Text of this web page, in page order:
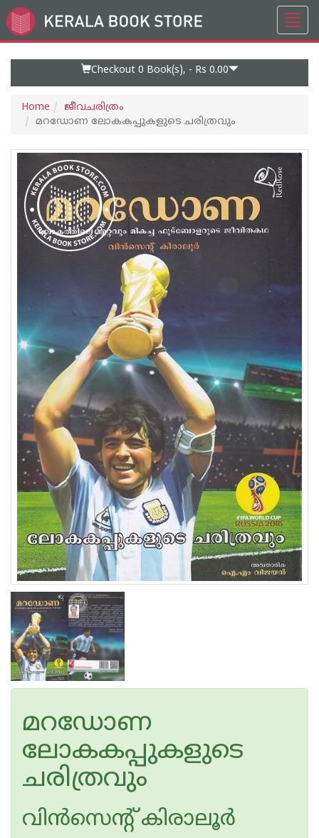
Go
to
Checkout 0 Book(s), - Rs 0.00
Home
ജീവചരിത്രം
മറഡോണ ലോകകപ്പുകളുടെ ചരിത്രവും
മറഡോണ
ലോകകപ്പുകളുടെ
ചരിത്രവും
വിന്‍സെന്റ് കിരാലൂര്‍